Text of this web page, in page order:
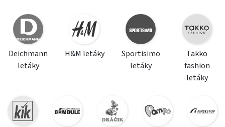
Deichmann
letáky
H&M letáky
Sportisimo
letáky
Takko
fashion
letáky